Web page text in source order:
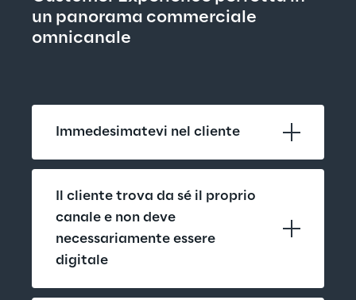
un panorama commerciale
omnicanale
Immedesimatevi nel cliente
Il cliente trova da sé il proprio
canale e non deve
necessariamente essere
digitale